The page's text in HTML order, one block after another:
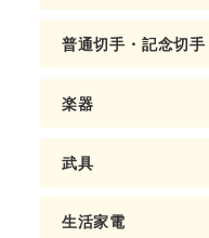
普通切手・記念切手
楽器
武具
生活家電